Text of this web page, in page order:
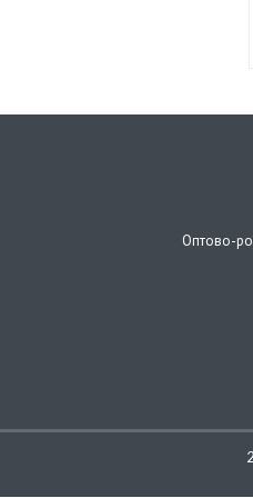
Оптово-